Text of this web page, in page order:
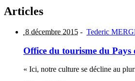
Articles
8 décembre 2015 - Tederic
Office du tourisme du Pays
« Ici, notre culture se décline au